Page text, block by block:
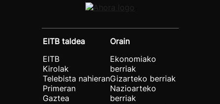
EITB taldea
EITB
Kirolak
Telebista nahieran
Primeran
Gaztea
Orain
Ekonomiako
berriak
Gizarteko berriak
Nazioarteko
berriak